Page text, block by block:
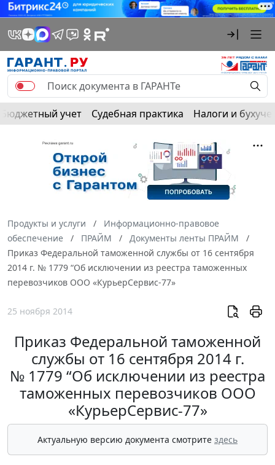
Бюджетный учет Судебная практика Налоги и
Продукты и услуги
Информационно-правовое
обеспечение
ПРАЙМ
Документы ленты ПРАЙМ
Приказ Федеральной таможенной службы от 16 сентября
2014 г. № 1779 “Об исключении из реестра таможенных
перевозчиков ООО «КурьерСервис-77»
25 ноября 2014
Приказ Федеральной таможенной
службы от 16 сентября 2014 г.
№ 1779 “Об исключении из реестра
таможенных перевозчиков ООО
«КурьерСервис-77»
Актуальную версию документа смотрите здесь